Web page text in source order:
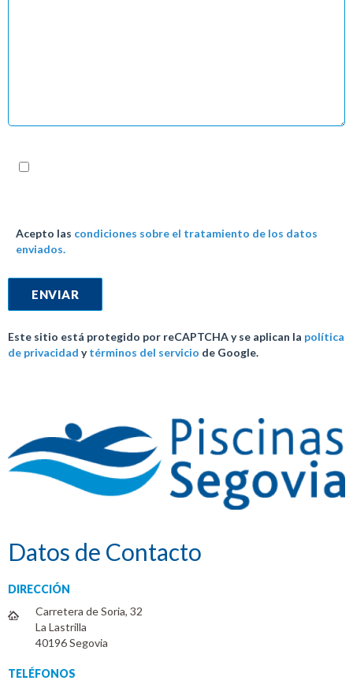
Acepto las condiciones sobre el tratamiento de los datos
enviados.
Este sitio está protegido por reCAPTCHA y se aplican la política
de privacidad ytérminos del servicio de Google.
Datos de Contacto
DIRECCIÓN
Carretera de Soria, 32
La Lastrilla
40196 Segovia
TELÉFONOS